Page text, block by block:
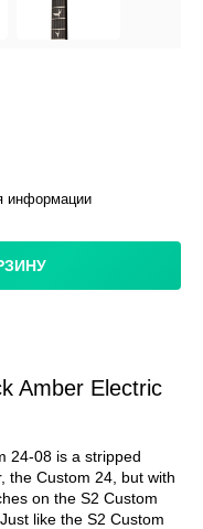
информации
Amber Electric
24-08 is a stripped
the Custom 24, but with
on the S2 Custom
like the S2 Custom